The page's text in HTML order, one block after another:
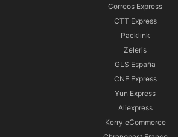
Correos Express
CTT Express
Packlink
Zeleris
GLS España
CNE Express
Yun Express
Aliexpress
Kerry eCommerce